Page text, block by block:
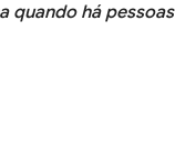
quando há pessoas